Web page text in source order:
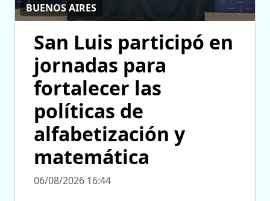
BUENOS AIRES
San Luis participó en
jornadas para
fortalecer las
políticas de
alfabetización y
matemática
06/08/2026 16:44